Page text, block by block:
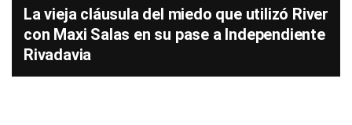
La vieja cláusula del miedo que utilizó River
con Maxi Salas en su pase a Independiente
Rivadavia